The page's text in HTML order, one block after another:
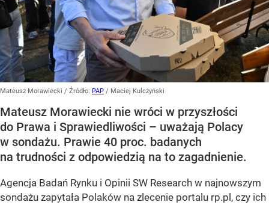
Mateusz Morawiecki / Źródło: PAP / Maciej Kulczyński
Mateusz Morawiecki nie wróci w przyszłości
do Prawa i Sprawiedliwości – uważają Polacy
w sondażu. Prawie 40 proc. badanych
na trudności z odpowiedzią na to zagadnienie.
Agencja Badań Rynku i Opinii SW Research w najnowszym
sondażu zapytała Polaków na zlecenie portalu rp.pl, czy ich